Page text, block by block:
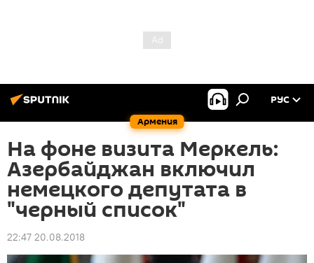
Армения
РУС
На фоне визита Меркель:
Азербайджан включил
немецкого депутата в
"черный список"
22:47 20.08.2018